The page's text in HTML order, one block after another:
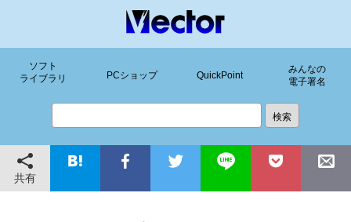
ソフト
ライブラリ
PCショップ QuickPoint
みんなの
電子署名
共有